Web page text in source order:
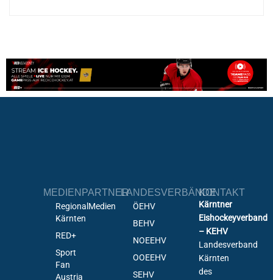
MEDIENPARTNER
RegionalMedien
Kärnten
RED+
Sport
Fan
Austria
LANDESVERBÄNDE
ÖEHV
BEHV
NOEEHV
OOEEHV
SEHV
KONTAKT
Kärntner
Eishockeyverband
– KEHV
Landesverband
Kärnten
des